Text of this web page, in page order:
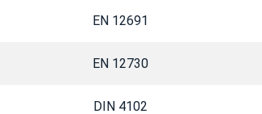
EN 12691
EN 12730
DIN 4102